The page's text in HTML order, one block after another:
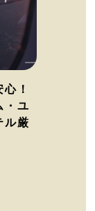
！
・ユ
ル厳